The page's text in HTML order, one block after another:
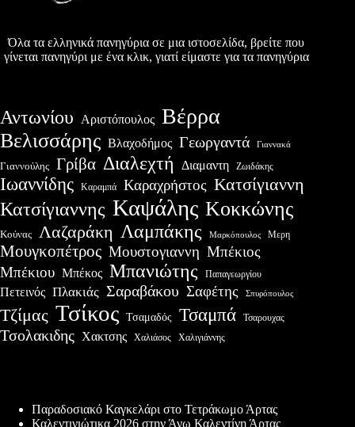
Όλα τα ελληνικά πανηγύρια σε μια ιστοσελίδα, βρείτε που
γίνεται πανηγύρι με ένα κλικ, γιατί είμαστε για τα πανηγύρια
Αντωνίου Αριστόπουλος Βέρρα
Βελισσάρης Βλαχοδήμος Γεωργαντά Γιαννακά
Γιαννούλης Γρίβα Διαλεχτή Διαμαντη Ζωιδάκης
Ιωαννίδης Καραμπά Καραχρήστος Κατσίγιαννη
Κατσίγιαννης Καψάλης Κοκκώνης
Κούνας Λαζαράκη Λαμπάκης Μαρκόπουλος Μερη
Μουγκοπέτρος Μουστογιαννη Μπέκιος
Μπέκιου Μπέκος Μπανιώτης Παπαγεωργίου
Πετεινός Πλακιάς Σαραβάκου Σαφέτης Σπυρόπουλος
Τζίμας Τσίκος Τσαμαδός Τσαμπά Τσαρουχας
Τσολακιδης Χακτσης Χαλιάσος Χαλιγιάννης
Παραδοσιακό Καγκελάρι στο Τετράκωμο Άρτας
Καλεντινιώτικα 2026 στην Άνω Καλεντίνη Άρτας